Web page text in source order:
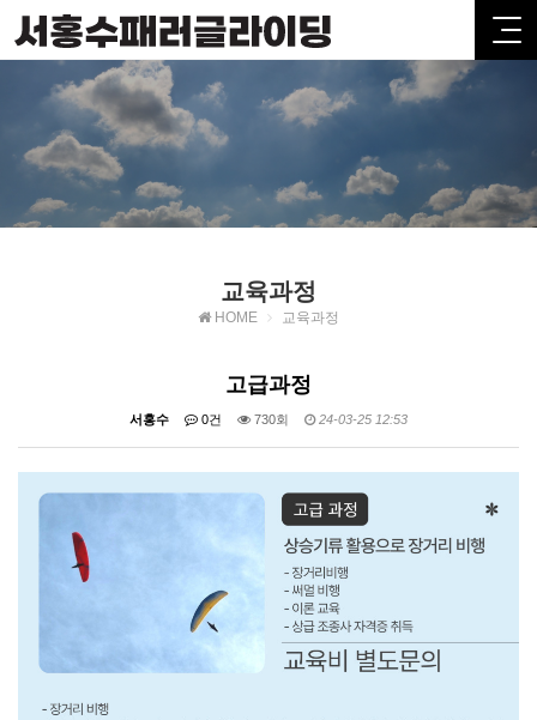
교육과정
HOME 교육과정
고급과정
서홍수 0건 730회 24-03-25 12:53